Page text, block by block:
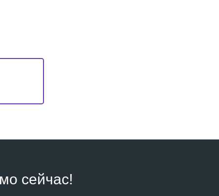
сейчас!